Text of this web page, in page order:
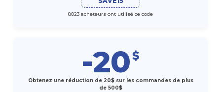
8023 acheteurs ont utilisé ce code
-20$
Obtenez une réduction de 20$ sur les commandes de plus
de 500$